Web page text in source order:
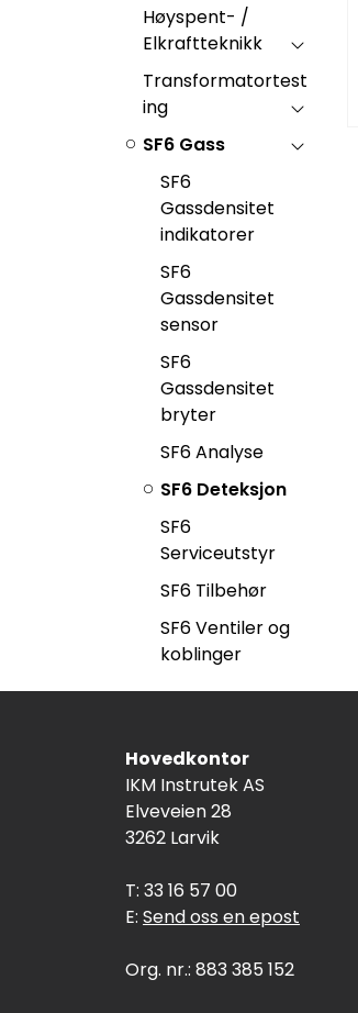
Høyspent- /
Elkraftteknikk
Transformatortest
ing
SF6 Gass
SF6
Gassdensitet
indikatorer
SF6
Gassdensitet
sensor
SF6
Gassdensitet
bryter
SF6 Analyse
SF6 Deteksjon
SF6
Serviceutstyr
SF6 Tilbehør
SF6 Ventiler og
koblinger
Hovedkontor
IKM Instrutek AS
Elveveien 28
3262 Larvik
T: 33 16 57 00
E: Send oss en epost
Org. nr.: 883 385 152